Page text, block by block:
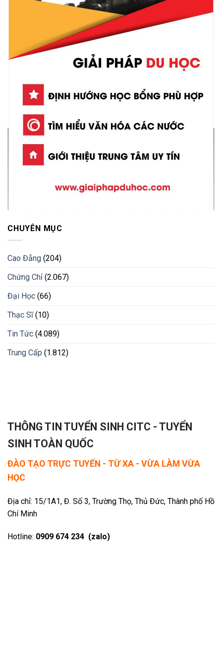
CHUYÊN MỤC
Cao Đẳng (204)
Chứng Chỉ (2.067)
Đại Học (66)
Thạc Sĩ(10)
Tin Tức (4.089)
Trung Cấp (1.812)
THÔNG TIN TUYỂN SINH CITC - TUYỂN
SINH TOÀN QUỐC
ĐÀO TẠO TRỰC TUYẾN - TỪ XA - VỪA LÀM VỪA
HỌC
Địa chỉ: 15/1A1, Đ. Số 3, Trường Thọ, Thủ Đức, Thành phố Hồ
Chí Minh
Hotline: 0909 674 234 (zalo)